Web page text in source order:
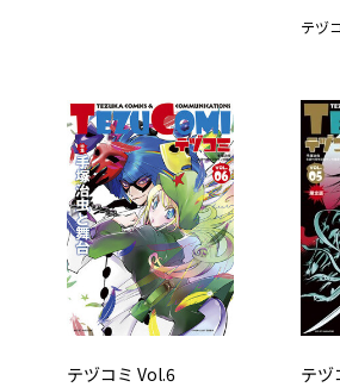
テヅ
テヅコミ Vol.6
テ